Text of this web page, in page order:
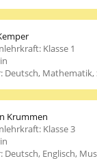
Klasse 1
Deutsch,
Krummen
Klasse 3
Deutsch, Englisch,